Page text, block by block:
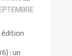
: un